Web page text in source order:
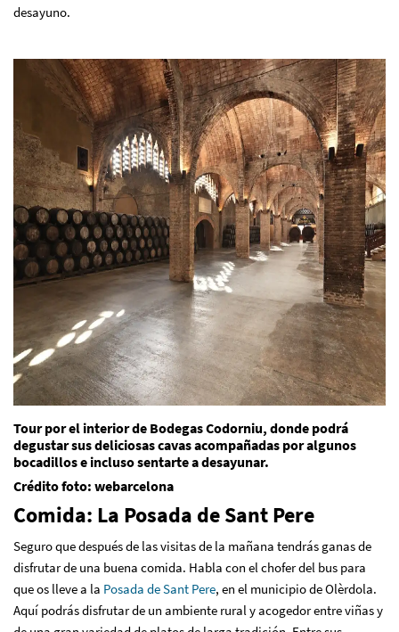
desayuno.
Tour por el interior de Bodegas Codorniu, donde podrá
degustar sus deliciosas cavas acompañadas por algunos
bocadillos e incluso sentarte a desayunar.
Crédito foto: webarcelona
Comida: La Posada de Sant Pere
Seguro que después de las visitas de la mañana tendrás ganas de
disfrutar de una buena comida. Habla con el chofer del bus para
que os lleve a la Posada de Sant Pere, en el municipio de Olèrdola.
Aquí podrás disfrutar de un ambiente rural y acogedor entre viñas y